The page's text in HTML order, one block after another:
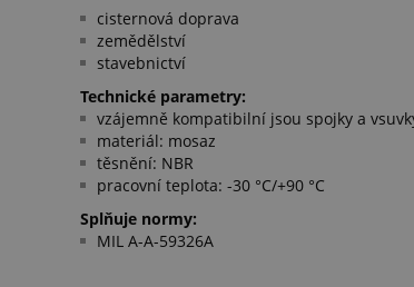
cisternová doprava
zemědělství
stavebnictví
Technické parametry:
vzájemně kompatibilní jsou spojky a
materiál: mosaz
těsnění: NBR
pracovní teplota: -30 °C/+90 °C
Splňuje normy:
MIL A-A-59326A